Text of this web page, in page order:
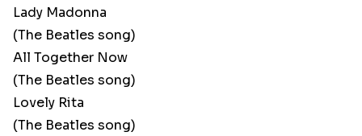
Lady Madonna
(The Beatles song)
All Together Now
(The Beatles song)
Lovely Rita
(The Beatles song)